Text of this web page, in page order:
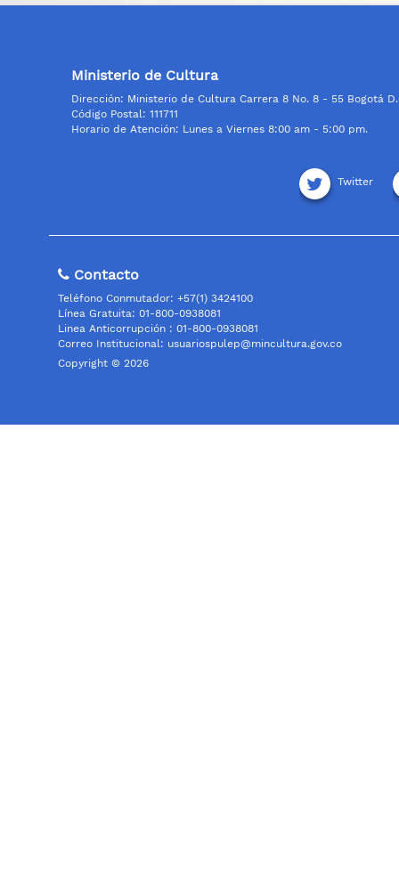
Ministerio de Cultura
Dirección: Ministerio de Cultura Carrera 8 No. 8 - 55 Bogotá
Código Postal: 111711
Horario de Atención: Lunes a Viernes 8:00 am - 5:00 pm.
Twitter
Contacto
Teléfono Conmutador: +57(1) 3424100
Línea Gratuita: 01-800-0938081
Linea Anticorrupción : 01-800-0938081
Correo Institucional: usuariospulep@mincultura.gov.co
Copyright © 2026